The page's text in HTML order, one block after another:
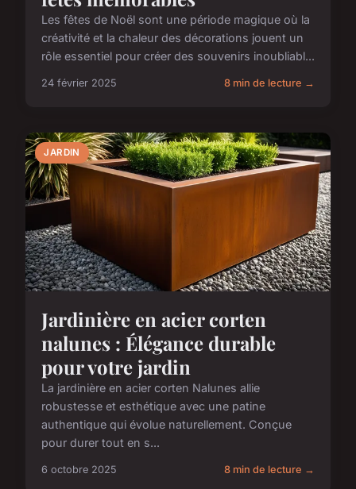
Les fêtes de Noël sont une période magique où la
créativité et la chaleur des décorations jouent un
rôle essentiel pour créer des souvenirs inoubliabl...
24 février 2025 8 min de lecture →
JARDIN
Jardinière en acier corten
nalunes : Élégance durable
pour votre jardin
La jardinière en acier corten Nalunes allie
robustesse et esthétique avec une patine
authentique qui évolue naturellement. Conçue
pour durer tout en s...
6 octobre 2025 8 min de lecture →